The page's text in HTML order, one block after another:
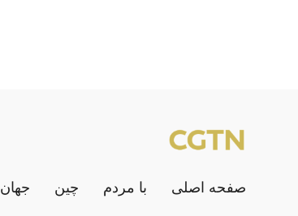
صفحه اصلی با مردم چین جهان